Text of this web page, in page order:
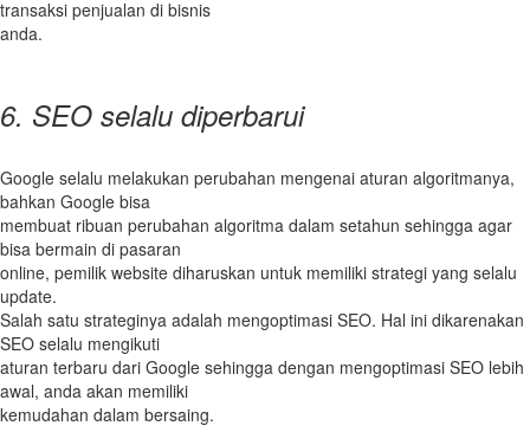
transaksi penjualan di bisnis
anda.
6. SEO selalu diperbarui
Google selalu melakukan perubahan mengenai aturan algoritmanya,
bahkan Google bisa
membuat ribuan perubahan algoritma dalam setahun sehingga agar
bisa bermain di pasaran
online, pemilik website diharuskan untuk memiliki strategi yang selalu
update.
Salah satu strateginya adalah mengoptimasi SEO. Hal ini dikarenakan
SEO selalu mengikuti
aturan terbaru dari Google sehingga dengan mengoptimasi SEO lebih
awal, anda akan memiliki
kemudahan dalam bersaing.